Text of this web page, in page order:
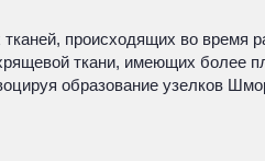
происходящих во время
ткани, имеющих более
образование узелков